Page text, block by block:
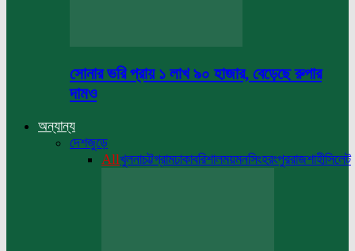
সোনার ভরি প্রায় ১ লাখ ৯০ হাজার, বেড়েছে রুপার
দামও
অন্যান্য
দেশজুড়ে
Allখুলনাচট্টগ্রামঢাকাবরিশালময়মনসিংহরংপুররাজশাহীসিলেট